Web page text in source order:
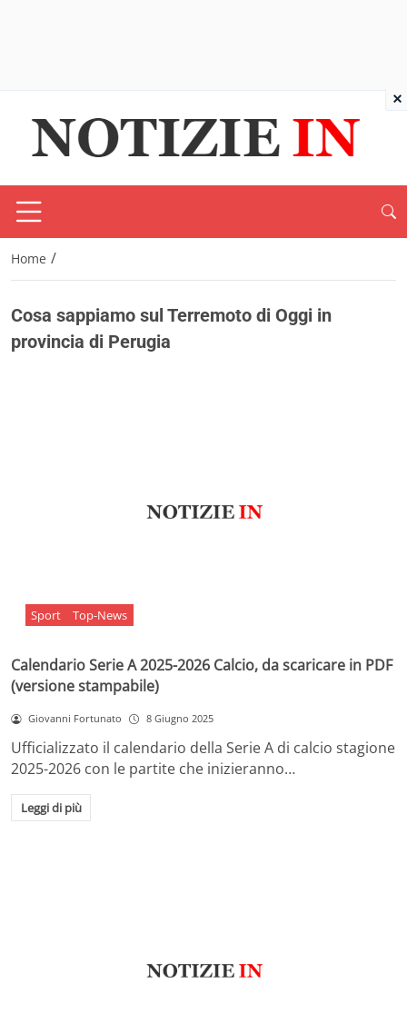
Home /
Cosa sappiamo sul Terremoto di Oggi in
provincia di Perugia
Sport Top-News
Calendario Serie A 2025-2026 Calcio, da scaricare in PDF
(versione stampabile)
Giovanni Fortunato 8 Giugno 2025
Ufficializzato il calendario della Serie A di calcio stagione
2025-2026 con le partite che inizieranno…
Leggi di più
×